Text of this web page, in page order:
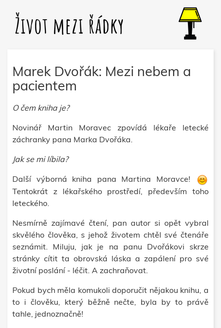
Život mezi řádky
Marek Dvořák: Mezi nebem a
pacientem
O čem kniha je?
Novinář Martin Moravec zpovídá lékaře letecké
záchranky pana Marka Dvořáka.
Jak se mi líbila?
Další výborná kniha pana Martina Moravce!
Tentokrát z lékařského prostředí, především toho
leteckého.
Nesmírně zajímavé čtení, pan autor si opět vybral
skvělého člověka, s jehož životem chtěl své čtenáře
seznámit. Miluju, jak je na panu Dvořákovi skrze
stránky cítit ta obrovská láska a zapálení pro své
životní poslání - léčit. A zachraňovat.
Pokud bych měla komukoli doporučit nějakou knihu, a
to i člověku, který běžně nečte, byla by to právě
tahle, jednoznačně!